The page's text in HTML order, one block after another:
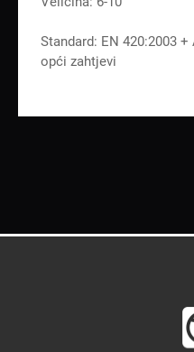
Standard: EN 420:2003
opći zahtjevi